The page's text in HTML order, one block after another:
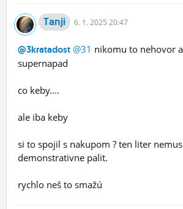
Tanji 6. 1. 2025 20:47
@3kratadost @31 nikomu to nehovor
supernapad
co keby....
ale iba keby
si to spojil s nakupom ? ten liter
demonstrativne palit.
rychlo neš to smažú